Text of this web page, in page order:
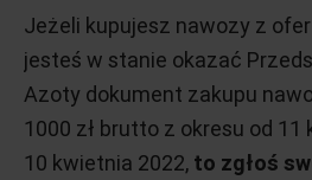
Jeżeli kupujesz nawozy z
jesteś w stanie okazać
Azoty dokument zakupu
1000 zł brutto z okresu od 11
10 kwietnia 2022, to zgłoś